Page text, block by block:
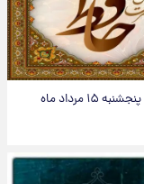
فال حافظ پنجشنبه ۱۵ مرداد ماه